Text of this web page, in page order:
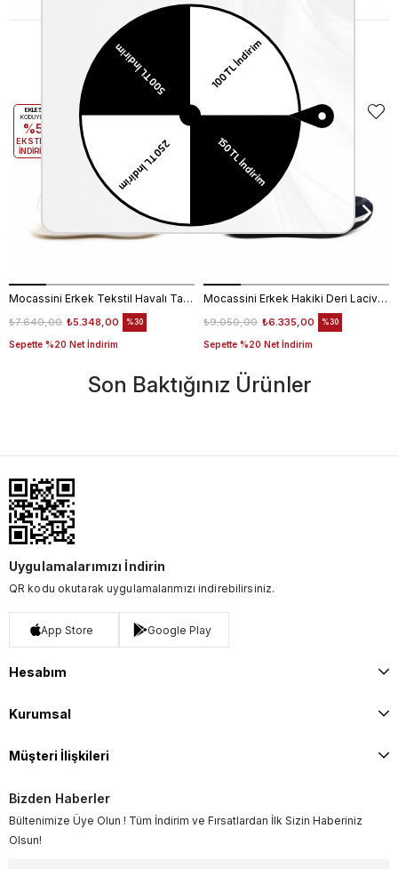
Benzer Ürünler
Mocassini Erkek Tekstil Havalı Taban Beyaz Spor & Sneaker Ayakkabı
₺5.348,00
₺7.640,00
Sepette %20 Net İndirim
%30
EKLE5
KODUYLA
%5
EKSTRA
İNDİRİM
Mocassini Erkek Hakiki Deri Lacivert Spor & Sneaker Ayakkabı
₺6.335,00
₺9.050,00
Sepette %20 Net İndirim
%30
KODUYLA
EKSTRA
İNDİRİM
Son Baktığınız Ürünler
Uygulamalarımızı İndirin
QR kodu okutarak uygulamalarımızı indirebilirsiniz.
App Store Google Play
Hesabım
Kurumsal
Müşteri İlişkileri
Bizden Haberler
Bültenimize Üye Olun ! Tüm İndirim ve Fırsatlardan İlk Sizin Haberiniz
Olsun!